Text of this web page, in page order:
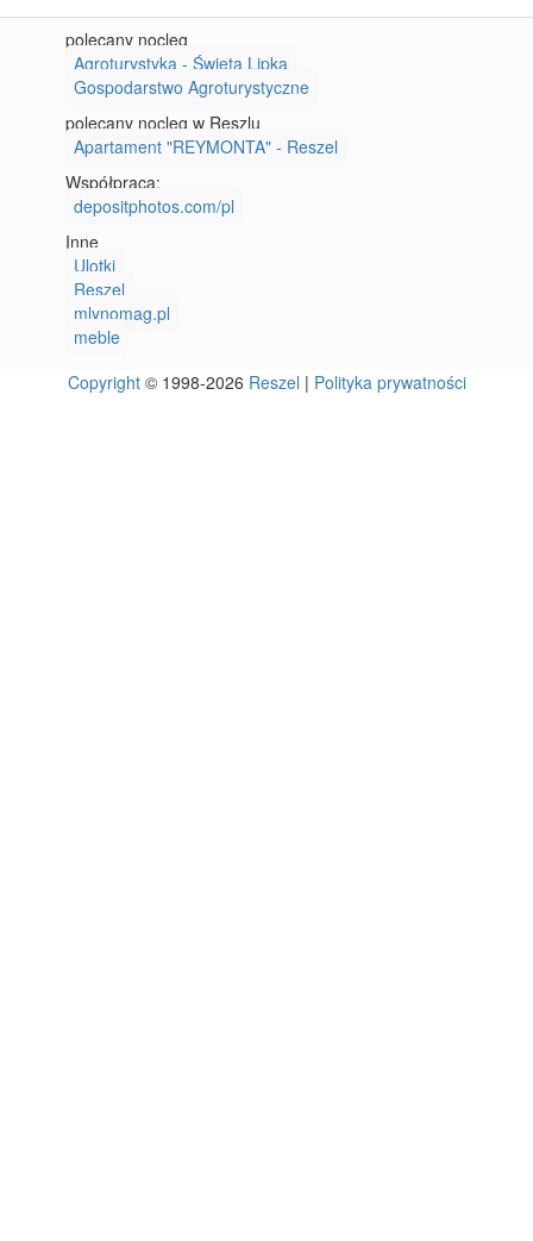
polecany nocleg
Agroturystyka - Święta Lipka
Gospodarstwo Agroturystyczne
polecany nocleg w Reszlu
Apartament "REYMONTA" - Reszel
Współpraca:
depositphotos.com/pl
Inne
Ulotki
Reszel
mlynomag.pl
meble
Copyright© 1998-2026 Reszel | Polityka prywatności